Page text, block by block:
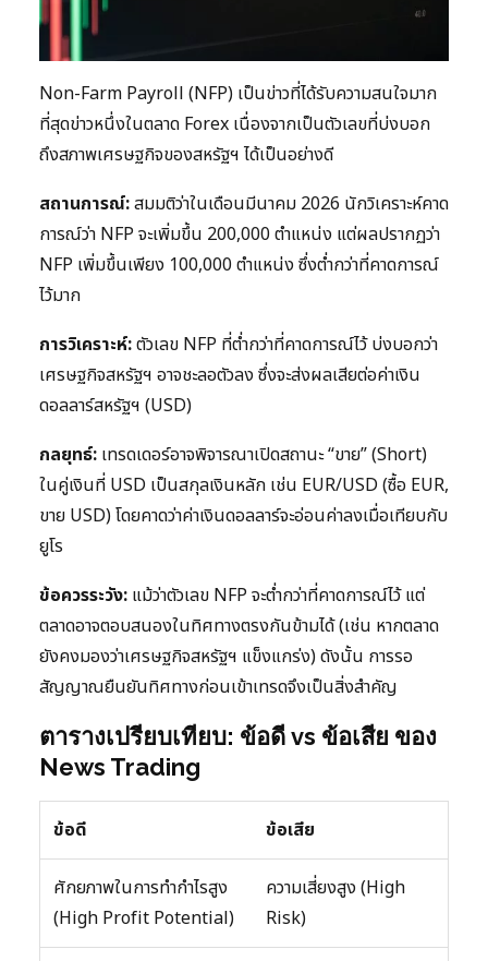
Non-Farm Payroll (NFP) เป็นข่าวที่ได้รับความสนใจมาก
ที่สุดข่าวหนึ่งในตลาด Forex เนื่องจากเป็นตัวเลขที่บ่งบอก
ถึงสภาพเศรษฐกิจของสหรัฐฯ ได้เป็นอย่างดี
สถานการณ์:สมมติว่าในเดือนมีนาคม 2026 นักวิเคราะห์คาด
การณ์ว่า NFP จะเพิ่มขึ้น 200,000 ตำแหน่ง แต่ผลปรากฏว่า
NFP เพิ่มขึ้นเพียง 100,000 ตำแหน่ง ซึ่งต่ำกว่าที่คาดการณ์
ไว้มาก
การวิเคราะห์:ตัวเลข NFP ที่ต่ำกว่าที่คาดการณ์ไว้ บ่งบอกว่า
เศรษฐกิจสหรัฐฯ อาจชะลอตัวลง ซึ่งจะส่งผลเสียต่อค่าเงิน
ดอลลาร์สหรัฐฯ (USD)
กลยุทธ์: เทรดเดอร์อาจพิจารณาเปิดสถานะ “ขาย” (Short)
ในคู่เงินที่ USD เป็นสกุลเงินหลัก เช่น EUR/USD (ซื้อ EUR,
ขาย USD) โดยคาดว่าค่าเงินดอลลาร์จะอ่อนค่าลงเมื่อเทียบกับ
ยูโร
ข้อควรระวัง: แม้ว่าตัวเลข NFP จะต่ำกว่าที่คาดการณ์ไว้ แต่
ตลาดอาจตอบสนองในทิศทางตรงกันข้ามได้ (เช่น หากตลาด
ยังคงมองว่าเศรษฐกิจสหรัฐฯ แข็งแกร่ง) ดังนั้น การรอ
สัญญาณยืนยันทิศทางก่อนเข้าเทรดจึงเป็นสิ่งสำคัญ
ตารางเปรียบเทียบ: ข้อดี vs ข้อเสีย ของ
News Trading
ข้อดี ข้อเสีย
ศักยภาพในการทำกำไรสูง
(High Profit Potential)
ความเสี่ยงสูง (High
Risk)